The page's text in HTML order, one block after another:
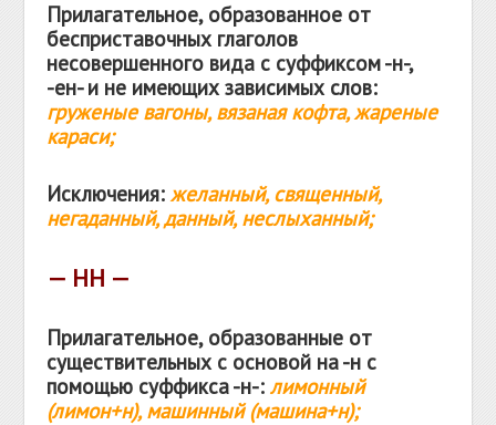
Прилагательное, образованное от
бесприставочных глаголов
несовершенного вида с суффиксом -н-,
-ен- и не имеющих зависимых слов:
груженые вагоны, вязаная кофта, жареные
караси;
Исключения:желанный, священный,
негаданный, данный, неслыханный;
— НН —
Прилагательное, образованные от
существительных с основой на -н с
помощью суффикса -н-:лимонный
(лимон+н), машинный (машина+н);